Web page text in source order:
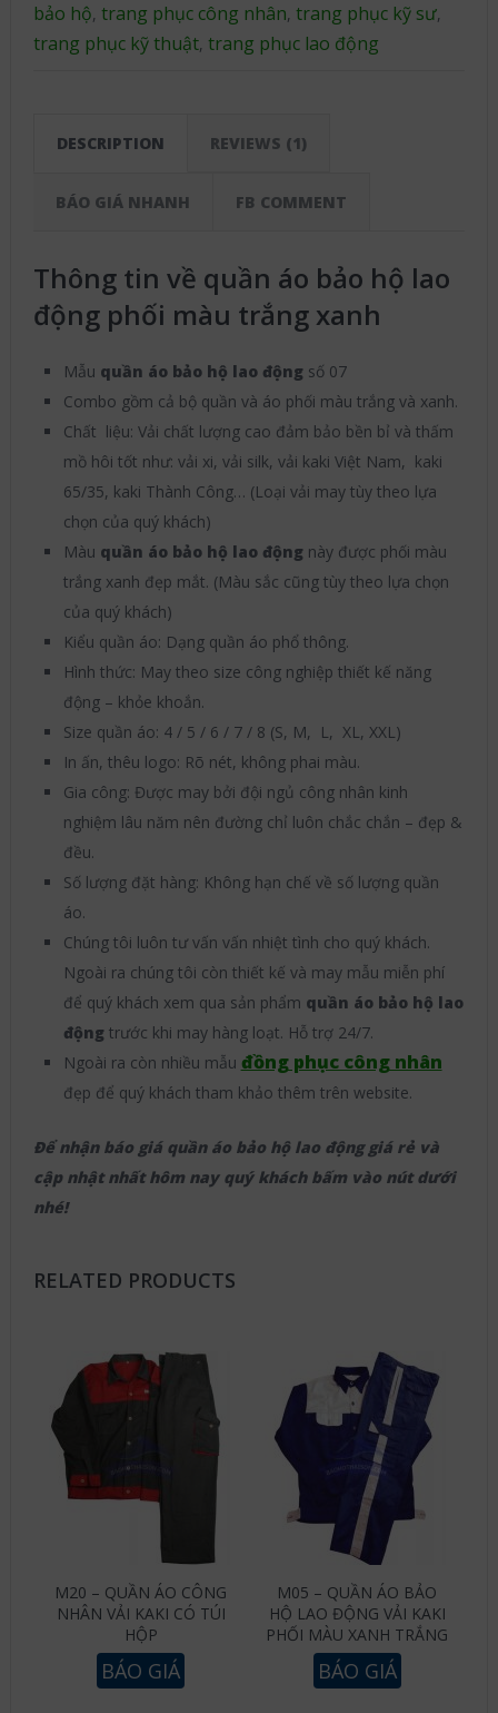
bảo hộ, trang phục công nhân, trang phục kỹ sư,
trang phục kỹ thuật, trang phục lao động
DESCRIPTION REVIEWS (1)
BÁO GIÁ NHANH FB COMMENT
Thông tin về quần áo bảo hộ lao
động phối màu trắng xanh
Mẫu quần áo bảo hộ lao động số 07
Combo gồm cả bộ quần và áo phối màu trắng và xanh.
Chất liệu: Vải chất lượng cao đảm bảo bền bỉ và thấm
mồ hôi tốt như: vải xi, vải silk, vải kaki Việt Nam, kaki
65/35, kaki Thành Công… (Loại vải may tùy theo lựa
chọn của quý khách)
Màu quần áo bảo hộ lao động này được phối màu
trắng xanh đẹp mắt. (Màu sắc cũng tùy theo lựa chọn
của quý khách)
Kiểu quần áo: Dạng quần áo phổ thông.
Hình thức: May theo size công nghiệp thiết kế năng
động – khỏe khoắn.
Size quần áo: 4 / 5 / 6 / 7 / 8 (S, M, L, XL, XXL)
In ấn, thêu logo: Rõ nét, không phai màu.
Gia công: Được may bởi đội ngủ công nhân kinh
nghiệm lâu năm nên đường chỉ luôn chắc chắn – đẹp &
đều.
Số lượng đặt hàng: Không hạn chế về số lượng quần
áo.
Chúng tôi luôn tư vấn vấn nhiệt tình cho quý khách.
Ngoài ra chúng tôi còn thiết kế và may mẫu miễn phí
để quý khách xem qua sản phẩm quần áo bảo hộ lao
động trước khi may hàng loạt. Hỗ trợ 24/7.
Ngoài ra còn nhiều mẫu đồng phục công nhân
đẹp để quý khách tham khảo thêm trên website.
Để nhận báo giá quần áo bảo hộ lao động giá rẻ và
cập nhật nhất hôm nay quý khách bấm vào nút dưới
nhé!
RELATED PRODUCTS
M20 – QUẦN ÁO CÔNG
NHÂN VẢI KAKI CÓ TÚI
HỘP
BÁO GIÁ
M05 – QUẦN ÁO BẢO
HỘ LAO ĐỘNG VẢI KAKI
PHỐI MÀU XANH TRẮNG
BÁO GIÁ